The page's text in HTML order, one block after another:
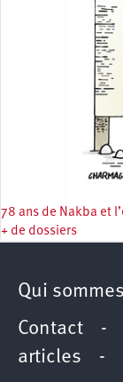
78 ans de Nakba et
+ de dossiers
Qui
Contact -
articles -